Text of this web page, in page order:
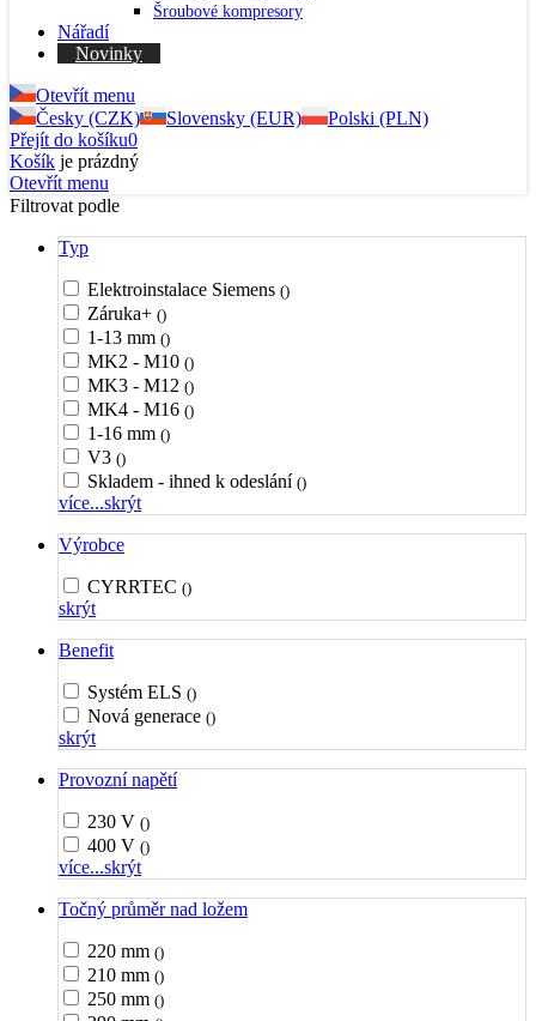
Šroubové kompresory
Nářadí
Novinky
Otevřít menu
Česky (CZK)
Slovensky (EUR)
Polski (PLN)
Přejít do košíku0
Košík je prázdný
Otevřít menu
Filtrovat podle
Typ
Elektroinstalace Siemens ()
Záruka+ ()
1-13 mm ()
MK2 - M10 ()
MK3 - M12 ()
MK4 - M16 ()
1-16 mm ()
V3 ()
Skladem - ihned k odeslání ()
více...skrýt
Výrobce
CYRRTEC ()
skrýt
Benefit
Systém ELS ()
Nová generace ()
skrýt
Provozní napětí
230 V ()
400 V ()
více...skrýt
Točný průměr nad ložem
220 mm ()
210 mm ()
250 mm ()